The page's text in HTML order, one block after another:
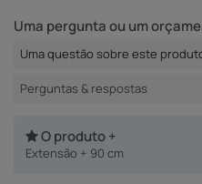
Uma pergunta ou um
Uma questão sobre este
Perguntas & respostas
O produto +
Extensão + 90 cm